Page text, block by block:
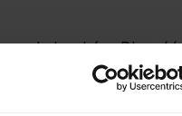
kolczyków. Długość
typów kolczyków.
i